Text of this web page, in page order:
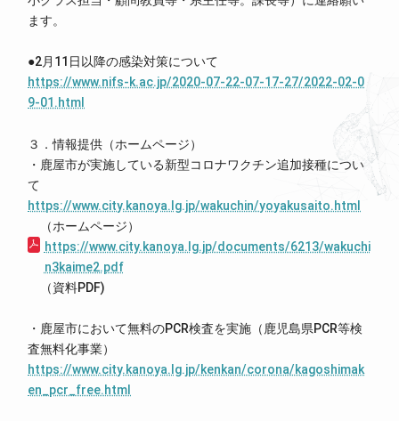
ます。
●2月11日以降の感染対策について
https://www.nifs-k.ac.jp/2020-07-22-07-17-27/2022-02-0
9-01.html
３．情報提供（ホームページ）
・鹿屋市が実施している新型コロナワクチン追加接種につい
て
https://www.city.kanoya.lg.jp/wakuchin/yoyakusaito.html
（ホームページ）
https://www.city.kanoya.lg.jp/documents/6213/wakuchi
n3kaime2.pdf
（資料PDF)
・鹿屋市において無料のPCR検査を実施（鹿児島県PCR等検
査無料化事業）
https://www.city.kanoya.lg.jp/kenkan/corona/kagoshimak
en_pcr_free.html